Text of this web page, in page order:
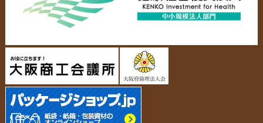
スタッフ紹介 採用情報
当社の協力工場の設備紹介
カタログ/パンフレット
スタンド
アクセサリー・
ジュエリーボックス
名刺箱